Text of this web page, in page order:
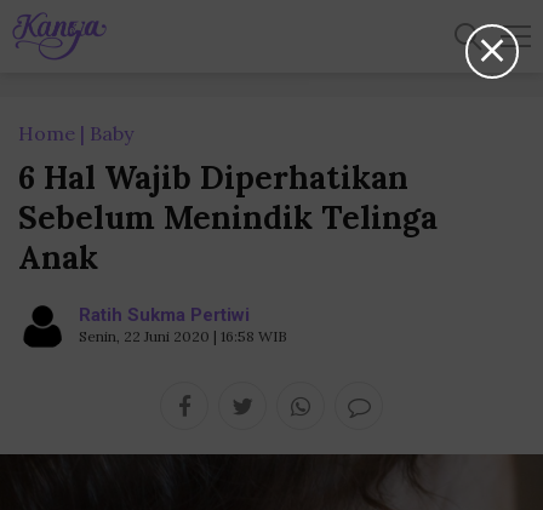
Home Baby
6 Hal Wajib Diperhatikan
Sebelum Menindik Telinga
Anak
Ratih Sukma Pertiwi
Senin, 22 Juni 2020 | 16:58 WIB